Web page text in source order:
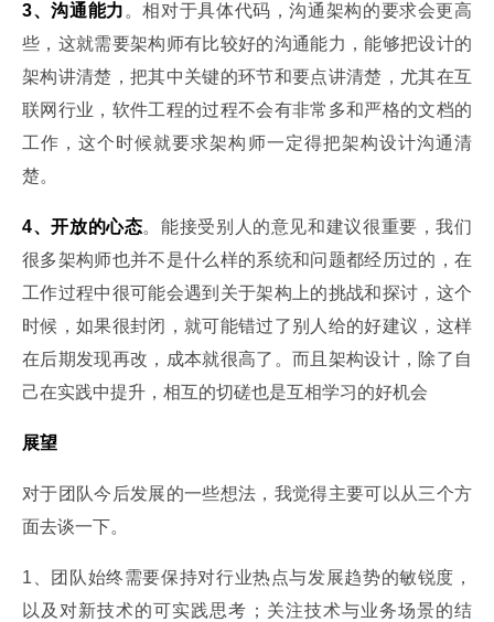
3、沟通能力 。相对于具体代码，沟通架构的要求会更高
些，这就需要架构师有比较好的沟通能力，能够把设计的
架构讲清楚，把其中关键的环节和要点讲清楚，尤其在互
联网行业，软件工程的过程不会有非常多和严格的文档的
工作，这个时候就要求架构师一定得把架构设计沟通清
楚。
4、开放的心态。能接受别人的意见和建议很重要，我们
很多架构师也并不是什么样的系统和问题都经历过的，在
工作过程中很可能会遇到关于架构上的挑战和探讨，这个
时候，如果很封闭，就可能错过了别人给的好建议，这样
在后期发现再改，成本就很高了。而且架构设计，除了自
己在实践中提升，相互的切磋也是互相学习的好机会
展望
对于团队今后发展的一些想法，我觉得主要可以从三个方
面去谈一下。
1、团队始终需要保持对行业热点与发展趋势的敏锐度，
以及对新技术的可实践思考；关注技术与业务场景的结